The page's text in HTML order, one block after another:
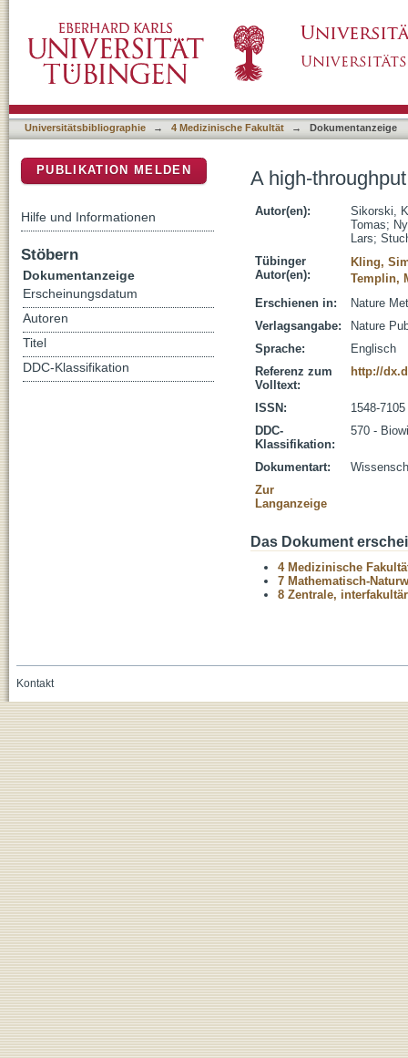
Universitätsbibliographie → 4 Medizinische Fakultät → Dokumentanzeige
A high-
Autor(en):
Sikorski,
Tomas;
Lars;
Tübinger
Autor(en):
Kling,
Templin,
Erschienen in:
Nature
Verlagsangabe:
Nature
Sprache:
Englisch
Referenz zum
Volltext:
http://
ISSN:
1548-7105
DDC-
Klassifikation:
570 -
Dokumentart:
Zur
Langanzeige
Das Dokument
4 Medizinische
7 Mathematisch-
8 Zentrale,
PUBLIKATION MELDEN
Hilfe und Informationen
Stöbern
Dokumentanzeige
Erscheinungsdatum
Autoren
Titel
DDC-Klassifikation
Kontakt